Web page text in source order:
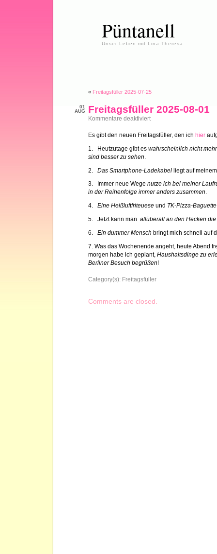
Püntanell
Unser Leben mit Lina-Theresa
« Freitagsfüller 2025-07-25
01
AUG
Freitagsfüller 2025-08-01
Kommentare deaktiviertfür
08-
Es gibt den neuen Freitagsfüller, den ich hier
1. Heutzutage gibt es wahrscheinlich nicht
sind besser zu sehen
2. Das Smartphone-Ladekabel liegt auf
3. Immer neue Wege nutze ich bei meiner
in der Reihenfolge immer anders zusammen.
4. Eine Heißluftfriteuese und TK-Pizza-
5. Jetzt kann man allüberall an den Hecken
6. Ein dummer Mensch bringt mich schnell auf
7. Was das Wochenende angeht, heute Abend
morgen habe ich geplant, Haushaltsdinge zu
Berliner Besuch begrüßen!
Category(s): Freitagsfüller
Comments are closed.